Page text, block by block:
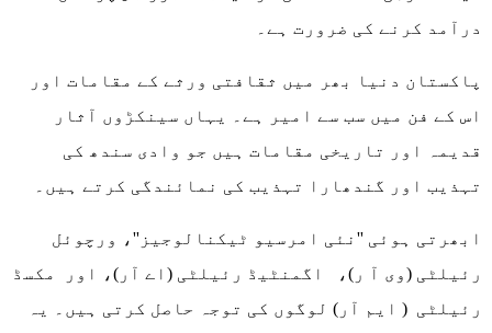
درآمد کرنے کی ضرورت ہے۔
پاکستان دنیا بھر میں ثقافتی ورثے کے مقامات اور
اس کے فن میں سب سے امیر ہے۔ یہاں سینکڑوں آثار
قدیمہ اور تاریخی مقامات ہیں جو وادی سندھ کی
تہذیب اور گندھارا تہذیب کی نمائندگی کرتے ہیں۔
ابھرتی ہوئی ''نئی امرسیو ٹیکنالوجیز''، ورچوئل
رئیلٹی (وی آ ر)، اگمنٹیڈ رئیلٹی (اے آر)، اور مکسڈ
رئیلٹی ( ایم آر) لوگوں کی توجہ حاصل کرتی ہیں۔ یہ